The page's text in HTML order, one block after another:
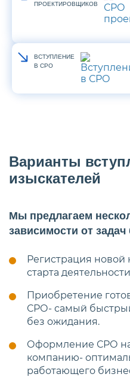
ПРОЕКТИРОВЩИКОВ
ВСТУПЛЕНИЕ
В СРО
Варианты
изыскателей
Мы предлагаем
зависимости от задач
Регистрация новой
старта
Приобретение
СРО- самый
без ожидания.
Оформление СРО
компанию-
работающего